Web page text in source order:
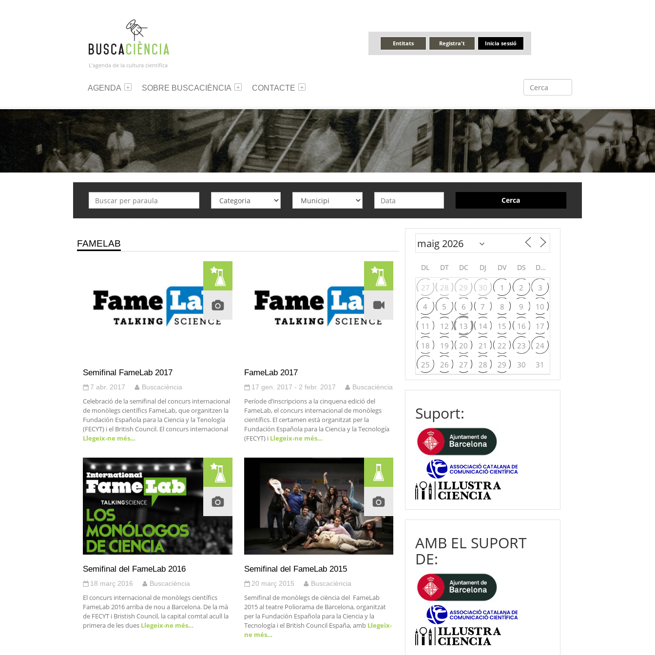
L’agenda de la cultura científica
Inicia sessió
Registra't
Entitats
AGENDA SOBRE BUSCACIÈNCIA CONTACTE
Cerca
FAMELAB
Semifinal FameLab 2017
7 abr. 2017 Buscaciència
Celebració de la semifinal del concurs internacional
de monòlegs científics FameLab, que organitzen la
Fundación Española para la Ciencia y la Tenología
(FECYT) i el British Council. El concurs internacional
Llegeix-ne més…
FameLab 2017
17 gen. 2017 - 2 febr. 2017 Buscaciència
Període d’inscripcions a la cinquena edició del
FameLab, el concurs internacional de monòlegs
científics. El certamen està organitzat per la
Fundación Española para la Ciencia y la Tecnología
(FECYT) iLlegeix-ne més…
Semifinal del FameLab 2016
18 març 2016 Buscaciència
El concurs internacional de monòlegs científics
FameLab 2016 arriba de nou a Barcelona. De la mà
de FECYT i Bristish Council, la capital comtal acull la
primera de les dues Llegeix-ne més…
Semifinal del FameLab 2015
20 març 2015 Buscaciència
Semifinal de monòlegs de ciència del FameLab
2015 al teatre Poliorama de Barcelona, organitzat
per la Fundación Española para la Ciencia y la
Tecnología i el British Council España, ambLlegeix-
ne més…
DL DT DC DJ DV DS DG
27 28 29 30 1 2
3
4
5 6 7 8 9
10
11
12 13 14 15 16
17
18
19 20 21 22 23
24
25
26 27 28 29 30 31
Suport:
AMB EL SUPORT
DE: